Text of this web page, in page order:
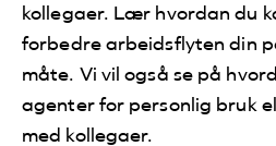
kollegaer. Lær hvordan du
forbedre arbeidsflyten din
måte. Vi vil også se på
agenter for personlig bruk
med kollegaer.